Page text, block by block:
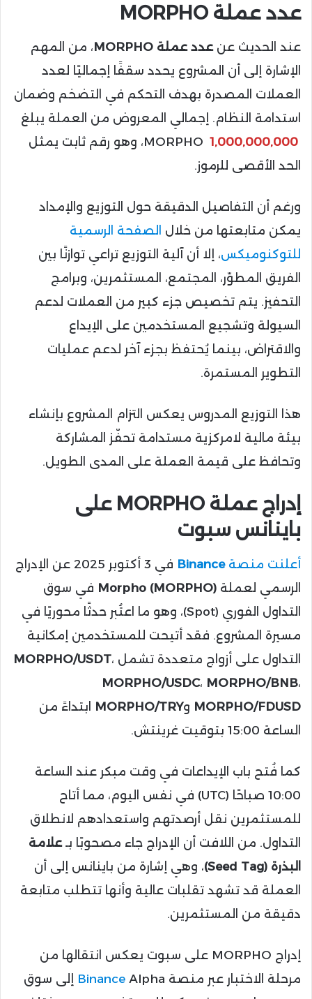
عدد عملة MORPHO
عند الحديث عنعدد عملة MORPHO
، من المهم
الإشارة إلى أن المشروع يحدد سقفًا إجماليًا لعدد
العملات المصدرة بهدف التحكم في التضخم وضمان
استدامة النظام. إجمالي المعروض من العملة يبلغ
1,000,000,000
MORPHO، وهو رقم ثابت يمثل
الحد الأقصى للرموز.
ورغم أن التفاصيل الدقيقة حول التوزيع والإمداد
يمكن متابعتها من خلال الصفحة الرسمية
للتوكنوميكس، إلا أن آلية التوزيع تراعي توازنًا بين
الفريق المطوّر، المجتمع، المستثمرين، وبرامج
التحفيز. يتم تخصيص جزء كبير من العملات لدعم
السيولة وتشجيع المستخدمين على الإيداع
والاقتراض، بينما يُحتفظ بجزء آخر لدعم عمليات
التطوير المستمرة.
هذا التوزيع المدروس يعكس التزام المشروع بإنشاء
بيئة مالية لامركزية مستدامة تحفّز المشاركة
وتحافظ على قيمة العملة على المدى الطويل.
إدراج عملة MORPHO على
باينانس سبوت
أعلنت منصةBinance
في 3 أكتوبر 2025 عن الإدراج
الرسمي لعملة Morpho (MORPHO) في سوق
التداول الفوري (Spot)، وهو ما اعتُبر حدثًا محوريًا في
مسيرة المشروع. فقد أتيحت للمستخدمين إمكانية
التداول على أزواج متعددة تشمل MORPHO/USDT،
MORPHO/USDC، MORPHO/BNB،
MORPHO/FDUSD وMORPHO/TRY ابتداءً من
الساعة 15:00 بتوقيت غرينتش.
كما فُتح باب الإيداعات في وقت مبكر عند الساعة
10:00 صباحًا (UTC) في نفس اليوم، مما أتاح
للمستثمرين نقل أرصدتهم واستعدادهم لانطلاق
التداول. من اللافت أن الإدراج جاء مصحوبًا بـعلامة
البذرة (Seed Tag)
، وهي إشارة من باينانس إلى أن
العملة قد تشهد تقلبات عالية وأنها تتطلب متابعة
دقيقة من المستثمرين.
إدراج MORPHO على سبوت يعكس انتقالها من
مرحلة الاختبار عبر منصة
Binance Alpha إلى سوق